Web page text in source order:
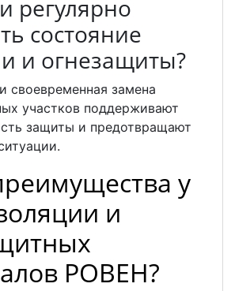
регулярно
состояние
и огнезащиты?
своевременная замена
участков поддерживают
защиты и предотвращают
у
и
РОВЕН?